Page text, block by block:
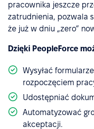
pracownika jeszcze
zatrudnienia, pozwala
że już w dniu „zero”
Dzięki PeopleForce
Wysyłać
rozpoczęciem
Udostępniać
Automatyzować
akceptacji.